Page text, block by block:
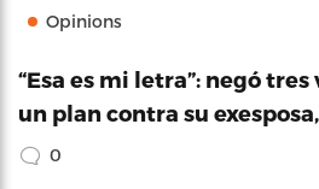
Opinions
“Esa es mi letra”: negó
un plan contra su
0